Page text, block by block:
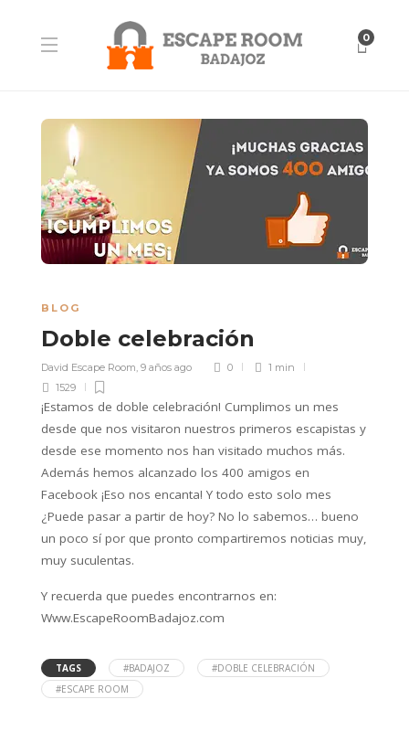
0
BLOG
Doble celebración
David Escape Room, 9 años ago 0
1 min
1529
¡Estamos de doble celebración! Cumplimos un mes
desde que nos visitaron nuestros primeros escapistas y
desde ese momento nos han visitado muchos más.
Además hemos alcanzado los 400 amigos en
Facebook ¡Eso nos encanta! Y todo esto solo mes
¿Puede pasar a partir de hoy? No lo sabemos… bueno
un poco sí por que pronto compartiremos noticias muy,
muy suculentas.
Y recuerda que puedes encontrarnos en:
Www.EscapeRoomBadajoz.com
TAGS #BADAJOZ
#DOBLE CELEBRACIÓN
#ESCAPE ROOM